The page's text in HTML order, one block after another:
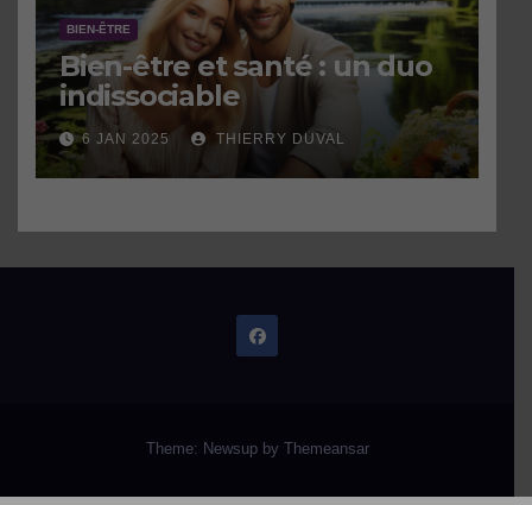
BIEN-ÊTRE
Bien-être et santé : un duo
indissociable
6 JAN 2025 THIERRY DUVAL
Theme: Newsup by Themeansar